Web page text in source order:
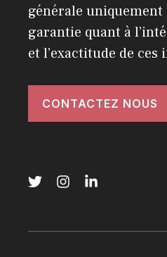
générale uniquement
garantie quant à
et l’exactitude de
CONTACTEZ NOUS